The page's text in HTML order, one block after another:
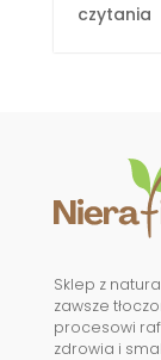
czytania
Sklep z
zawsze
procesowi
zdrowia i